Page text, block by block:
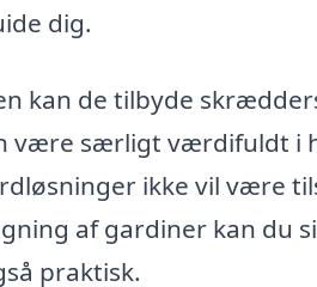
dig.
kan de tilbyde
være særligt værdifuldt i
ikke vil være
af gardiner kan du
praktisk.